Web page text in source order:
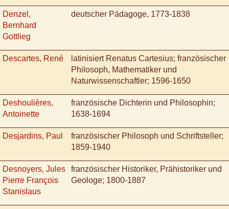
Denzel,
Bernhard
Gottlieg
deutscher Pädagoge, 1773-1838
Descartes, René
latinisiert Renatus Cartesius; französischer
Philosoph, Mathematiker und
Naturwissenschaftler; 1596-1650
Deshoulières,
Antoinette
französische Dichterin und Philosophin;
1638-1694
Desjardins, Paul
französischer Philosoph und Schriftsteller;
1859-1940
Desnoyers, Jules
Pierre François
Stanislaus
französischer Historiker, Prähistoriker und
Geologe; 1800-1887